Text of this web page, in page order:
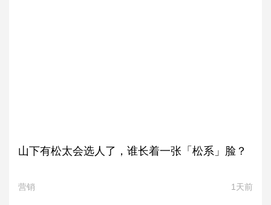
山下有松太会选人了，谁长着一张「松系」脸？
营销 1天前